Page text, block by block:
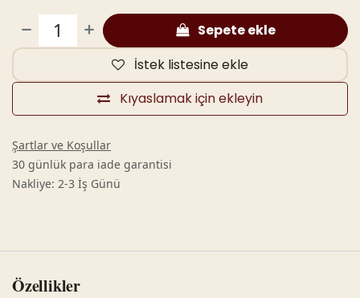
Sepete ekle
Kıyaslamak için ekleyin
İstek listesine ekle
Şartlar ve Koşullar
30 günlük para iade garantisi
Nakliye: 2-3 İş Günü
Özellikler